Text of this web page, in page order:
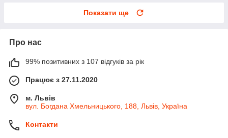
Показати ще
Про нас
99% позитивних з 107 відгуків за рік
Працює з 27.11.2020
м. Львів
вул. Богдана Хмельницького, 188, Львів, Україна
Контакти